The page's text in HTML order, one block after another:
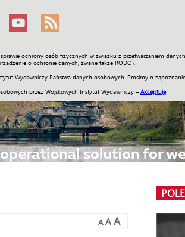
ochrony osób fizycznych w związku z przetwarzaniem
o ochronie danych, zwane także RODO).
Wydawniczy Państwa danych osobowych. Prosimy o
przez Wojskowych Instytut Wydawniczy – Akceptuję
Galerie Wideo ENGLISH SKLEP
A A A